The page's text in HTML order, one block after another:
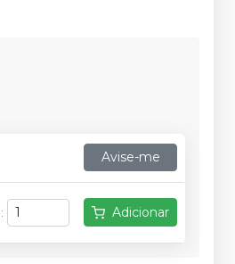
Avise-me
: Adicionar